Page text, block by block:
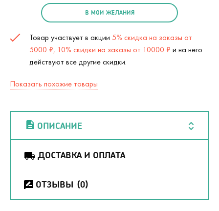
В МОИ ЖЕЛАНИЯ
Товар участвует в акции 5% скидка на заказы от
5000 ₽, 10% скидки на заказы от 10000 ₽ и на него
действуют все другие скидки.
Показать похожие товары
ОПИСАНИЕ
ДОСТАВКА И ОПЛАТА
ОТЗЫВЫ (0)